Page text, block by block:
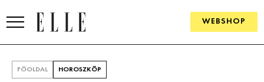
WEBSHOP
FŐOLDAL HOROSZKÓP